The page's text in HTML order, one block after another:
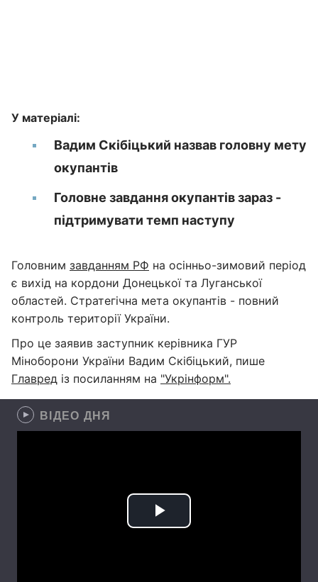
У матеріалі:
Вадим Скібіцький назвав головну мету
окупантів
Головне завдання окупантів зараз -
підтримувати темп наступу
Головним завданням РФ на осінньо-зимовий період
є вихід на кордони Донецької та Луганської
областей. Стратегічна мета окупантів - повний
контроль території України.
Про це заявив заступник керівника ГУР
Міноборони України Вадим Скібіцький, пише
Главред із посиланням на "Укрінформ".
ВІДЕО ДНЯ